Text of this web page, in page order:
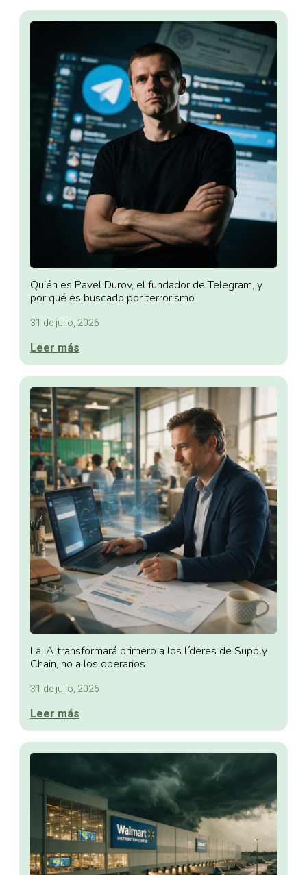
Quién es Pavel Durov, el fundador de Telegram, y
por qué es buscado por terrorismo
31 de julio, 2026
Leer más
La IA transformará primero a los líderes de Supply
Chain, no a los operarios
31 de julio, 2026
Leer más